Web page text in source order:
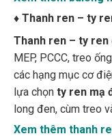
Thanh ren – ty ren
MEP, PCCC, treo
các hạng mục cơ
lựa chọn ty ren mạ
long đen, cùm treo
Xem thêm thanh